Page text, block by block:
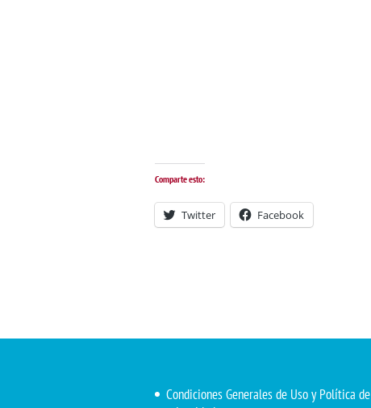
Comparte esto:
Twitter Facebook
Condiciones Generales de Uso y Política de